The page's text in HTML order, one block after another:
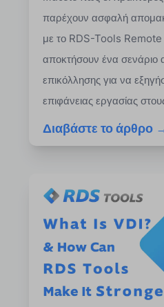
παρέχουν ασφαλή
με το RDS-Tools
αποκτήσουν ένα σενάριο
επικόλλησης για να
επιφάνειας εργασίας
Διαβάστε το άρθρο